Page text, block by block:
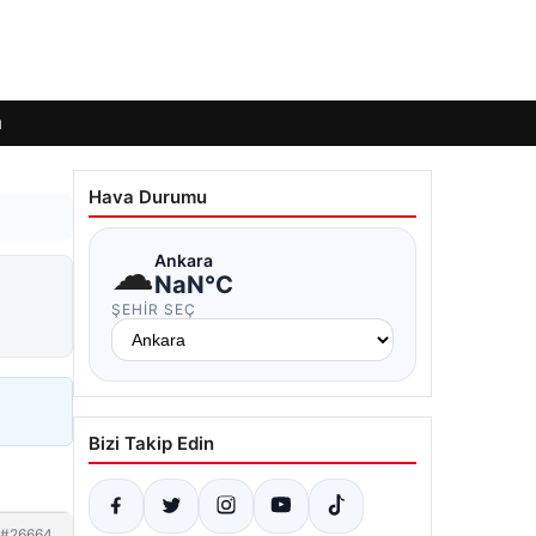
Hava Durumu
☁Ankara
NaN°C
ŞEHIR SEÇ
Bizi Takip Edin